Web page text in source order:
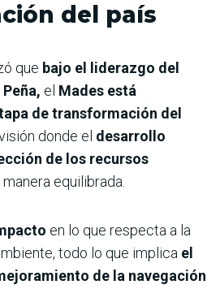
del país
que bajo el liderazgo del
el Mades está
de transformación del
donde el desarrollo
de los recursos
equilibrada.
en lo que respecta a la
todo lo que implica el
de la navegación